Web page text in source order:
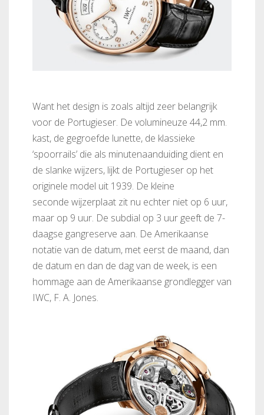
Want het design is zoals altijd zeer belangrijk
voor de Portugieser. De volumineuze 44,2 mm.
kast, de gegroefde lunette, de klassieke
‘spoorrails’ die als minutenaanduiding dient en
de slanke wijzers, lijkt de Portugieser op het
originele model uit 1939. De kleine
seconde wijzerplaat zit nu echter niet op 6 uur,
maar op 9 uur. De subdial op 3 uur geeft de 7-
daagse gangreserve aan. De Amerikaanse
notatie van de datum, met eerst de maand, dan
de datum en dan de dag van de week, is een
hommage aan de Amerikaanse grondlegger van
IWC, F. A. Jones.